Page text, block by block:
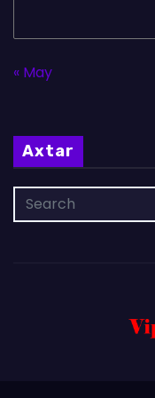
« May
Axtar